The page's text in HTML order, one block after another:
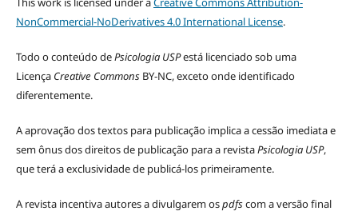
NonCommercial-NoDerivatives 4.0 International License.
Todo o conteúdo dePsicologia USPestá licenciado sob uma
Licença Creative CommonsBY-NC, exceto onde identificado
diferentemente.
A aprovação dos textos para publicação implica a cessão imediata e
sem ônus dos direitos de publicação para a revistaPsicologia USP,
que terá a exclusividade de publicá-los primeiramente.
A revista incentiva autores a divulgarem ospdfscom a versão final